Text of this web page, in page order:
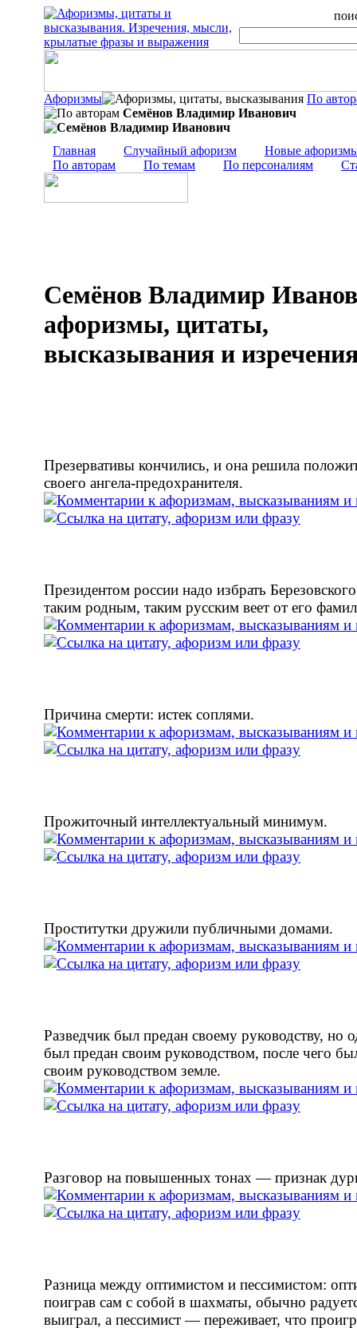
Афоризмы
По
Семёнов Владимир Иванович
Главная Случайный афоризм
Новые
По авторам
По темам По персоналиям
Семёнов Владимир
афоризмы, цитаты,
высказывания и
Презервативы кончились, и она решила
своего ангела-предохранителя.
Президентом россии надо избрать
таким родным, таким русским веет от его
Причина смерти: истек соплями.
Прожиточный интеллектуальный минимум.
Проститутки дружили публичными домами.
Разведчик был предан своему руководству, но
был предан своим руководством, после чего
своим руководством земле.
Разговор на повышенных тонах — признак
Разница между оптимистом и пессимистом:
поиграв сам с собой в шахматы, обычно
выиграл, а пессимист — переживает, что